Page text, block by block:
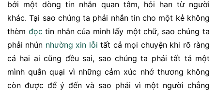
bởi một dòng tin nhắn quan tâm, hỏi han từ người
khác. Tại sao chúng ta phải nhắn tin cho một kẻ không
thèm đọc tin nhắn của mình lấy một chữ, sao chúng ta
phải nhún nhường xin lỗi tất cả mọi chuyện khi rõ ràng
cả hai ai cũng đều sai, sao chúng ta phải tất tả một
mình quằn quại vì những cảm xúc nhớ thương không
còn được để ý đến và sao phải vì một người chẳng